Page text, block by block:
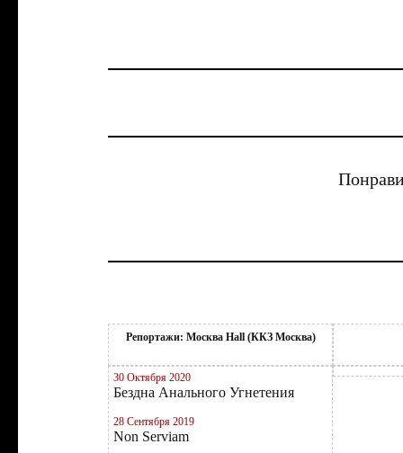
Репортажи: Москва Hall (ККЗ Москва)
30 Октября 2020
Бездна Анального Угнетения
28 Сентября 2019
Non Serviam